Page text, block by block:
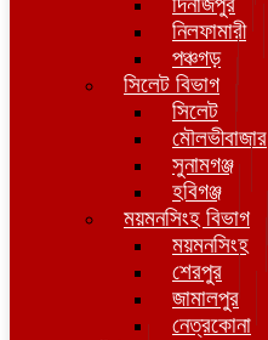
নিলফামারী
পঞ্চগড়
সিলেট বিভাগ
সিলেট
মৌলভীবাজার
সুনামগঞ্জ
হবিগঞ্জ
ময়মনসিংহ বিভাগ
ময়মনসিংহ
শেরপুর
জামালপুর
নেত্রকোনা